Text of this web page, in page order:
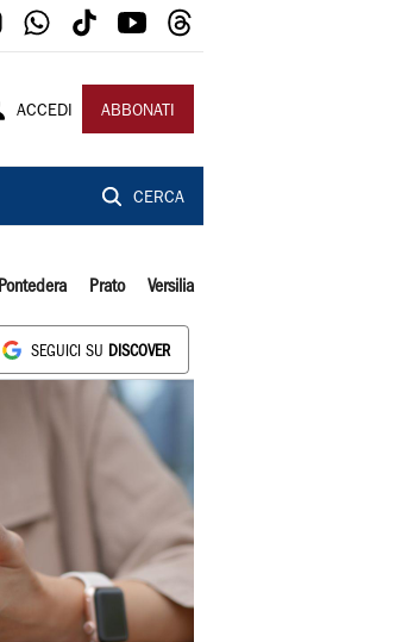
ACCEDI ABBONATI
CERCA
Pontedera Prato Versilia
SEGUICI SU DISCOVER